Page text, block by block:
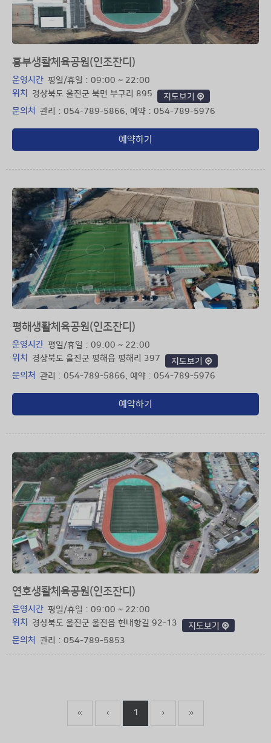
흥부생활체육공원(인조잔디)
운영시간 평일/휴일 : 09:00 ~ 22:00
위치
경상북도 울진군 북면 부구리 895
지도보기
문의처
관리 : 054-789-5866, 예약 : 054-789-5976
예약하기
평해생활체육공원(인조잔디)
운영시간 평일/휴일 : 09:00 ~ 22:00
위치
경상북도 울진군 평해읍 평해리 397
지도보기
문의처
관리 : 054-789-5866, 예약 : 054-789-5976
예약하기
연호생활체육공원(인조잔디)
운영시간 평일/휴일 : 09:00 ~ 22:00
위치
경상북도 울진군 울진읍 현내항길 92-13
지도보기
문의처
관리 : 054-789-5853
1